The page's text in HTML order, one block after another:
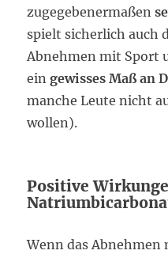
zugegebenermaßen
spielt sicherlich auch
Abnehmen mit Sport
eingewisses Maß an
manche Leute nicht
wollen).
Positive
Wenn das Abnehmen